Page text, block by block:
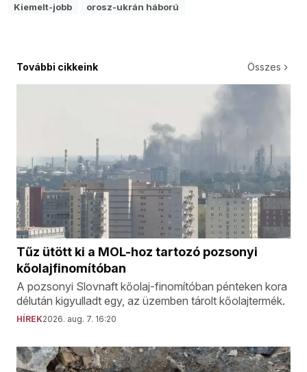
Kiemelt-jobb
orosz-ukrán háború
További cikkeink Összes
Tűz ütött ki a MOL-hoz tartozó pozsonyi
kőolajfinomítóban
A pozsonyi Slovnaft kőolaj-finomítóban pénteken kora
délután kigyulladt egy, az üzemben tárolt kőolajtermék.
HÍREK2026. aug. 7. 16:20